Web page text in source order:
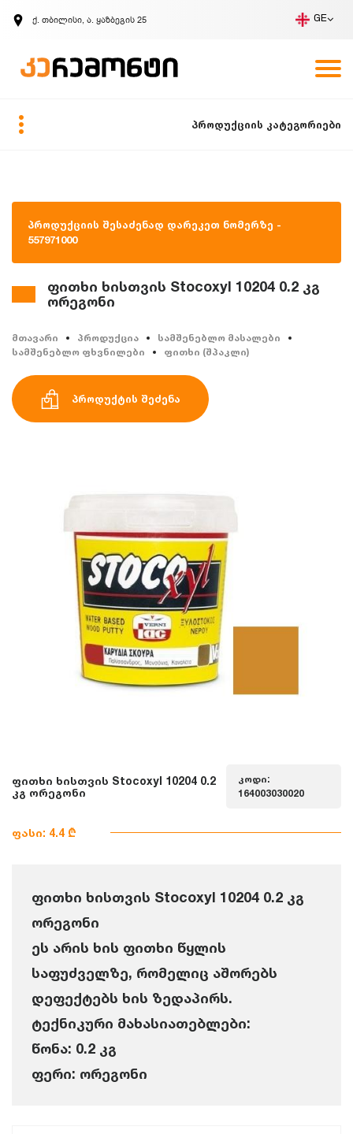
ქ. თბილისი, ა. ყაზბეგის 25 GE
ზარის მოთხოვნა
პროდუქციის კატეგორიები
პროდუქციის შესაძენად დარეკეთ ნომერზე -
557971000
ფითხი ხისთვის Stocoxyl 10204 0.2 კგ
ორეგონი
მთავარი პროდუქცია
სამშენებლო მასალები
სამშენებლო ფხვნილები
ფითხი (შპაკლი)
პროდუქტის შეძენა
ფითხი ხისთვის Stocoxyl 10204 0.2
კგ ორეგონი
კოდი:
164003030020
ფასი: 4.4 ₾
ფითხი ხისთვის Stocoxyl 10204 0.2 კგ
ორეგონი
ეს არის ხის ფითხი წყლის
საფუძველზე, რომელიც აშორებს
დეფექტებს ხის ზედაპირს.
ტექნიკური მახასიათებლები:
წონა: 0.2 კგ
ფერი: ორეგონი